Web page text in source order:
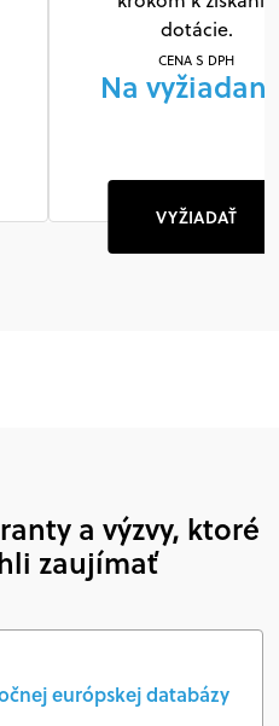
dotácie.
CENA S DPH
Na
VYŽIADAŤ
a výzvy, ktoré
zaujímať
európskej databázy